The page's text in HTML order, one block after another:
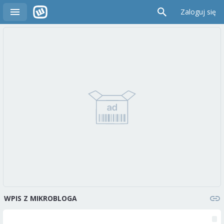
Zaloguj się
WPIS Z MIKROBLOGA